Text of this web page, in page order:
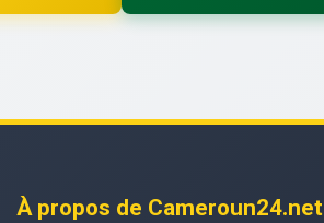
À propos de Cameroun24.net